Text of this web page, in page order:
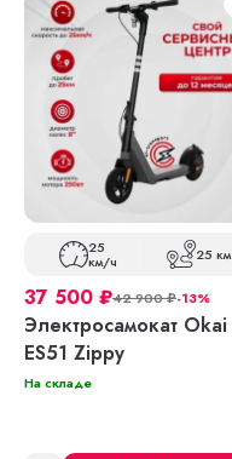
25
км/ч 25 км
37 500 ₽42 900₽-13%
Электросамокат Okai
ES51 Zippy
На складе